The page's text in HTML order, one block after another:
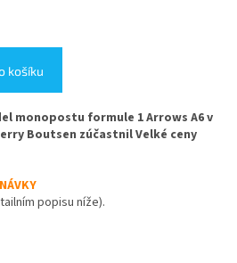
košíku
monopostu formule 1 Arrows A6 v
Boutsen zúčastnil Velké ceny
popisu níže).